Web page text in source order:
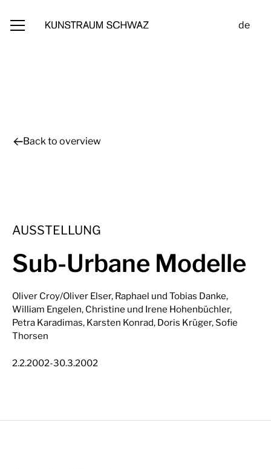
de
Back to overview
AUSSTELLUNG
Sub-Urbane Modelle
Oliver Croy/Oliver Elser, Raphael und Tobias Danke,
William Engelen, Christine und Irene Hohenbüchler,
Petra Karadimas, Karsten Konrad, Doris Krüger, Sofie
Thorsen
2.2.2002-30.3.2002